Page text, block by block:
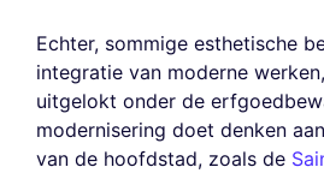
Echter, sommige esthetische
integratie van moderne
uitgelokt onder de
modernisering doet denken
van de hoofdstad, zoals de